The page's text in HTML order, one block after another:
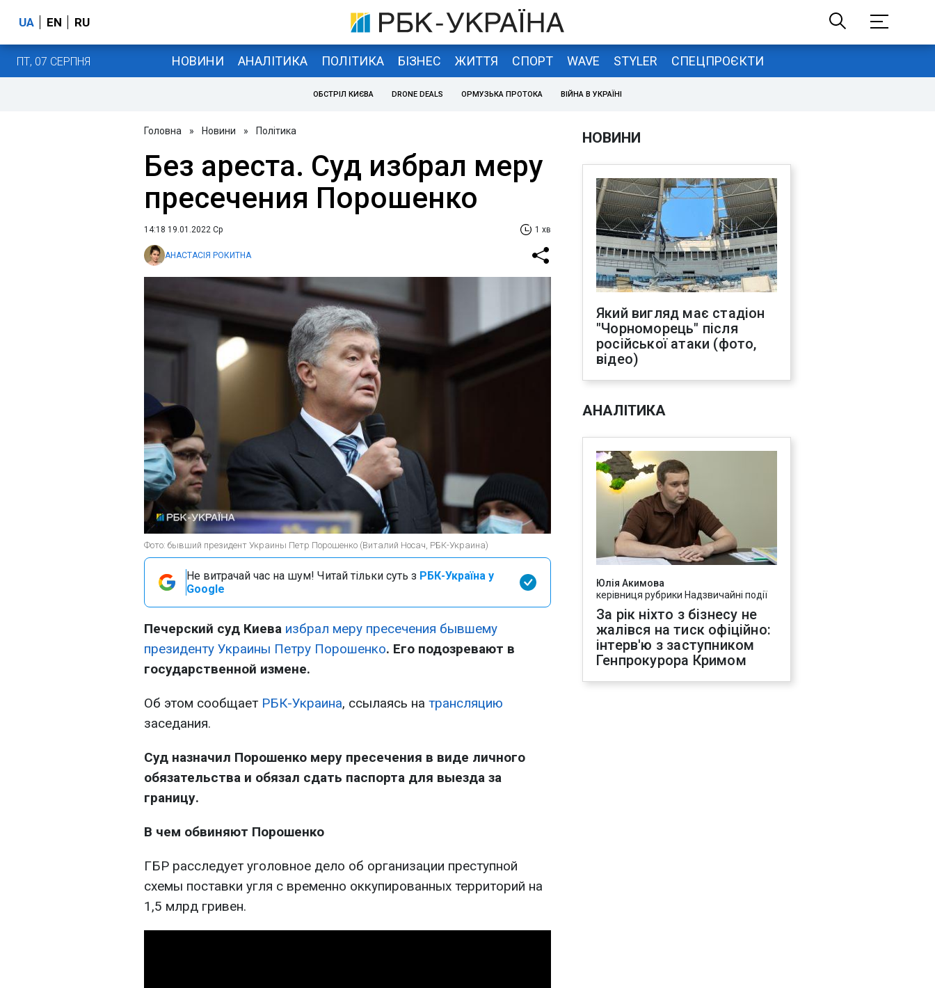
UA EN RU
ПТ, 07 СЕРПНЯ НОВИНИ АНАЛІТИКА ПОЛІТИКА БІЗНЕС ЖИТТЯ СПОРТ WAVE STYLER СПЕЦПРОЄКТИ
ОБСТРІЛ КИЄВА DRONE DEALS ОРМУЗЬКА ПРОТОКА ВІЙНА В УКРАЇНІ
Головна » Новини » Політика
Без ареста. Суд избрал меру
пресечения Порошенко
14:18 19.01.2022 Ср 1 хв
АНАСТАСІЯ РОКИТНА
Фото: бывший президент Украины Петр Порошенко (Виталий Носач, РБК-Украина)
Не витрачай час на шум! Читай тільки суть з РБК-Україна у
Google
Печерский суд Киева избрал меру пресечения бывшему
президенту Украины Петру Порошенко. Его подозревают в
государственной измене.
Об этом сообщает РБК-Украина, ссылаясь на трансляцию
заседания.
Суд назначил Порошенко меру пресечения в виде личного
обязательства и обязал сдать паспорта для выезда за
границу.
В чем обвиняют Порошенко
ГБР расследует уголовное дело об организации преступной
схемы поставки угля с временно оккупированных территорий на
1,5 млрд гривен.
НОВИНИ
Який вигляд має стадіон
"Чорноморець" після
російської атаки (фото,
відео)
АНАЛІТИКА
Юлія Акимова
керівниця рубрики Надзвичайні події
За рік ніхто з бізнесу не
жалівся на тиск офіційно:
інтерв'ю з заступником
Генпрокурора Кримом